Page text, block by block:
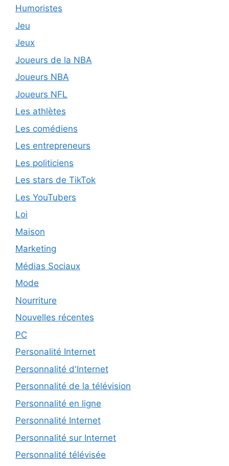
Humoristes
Jeu
Jeux
Joueurs de la NBA
Joueurs NBA
Joueurs NFL
Les athlètes
Les comédiens
Les entrepreneurs
Les politiciens
Les stars de TikTok
Les YouTubers
Loi
Maison
Marketing
Médias Sociaux
Mode
Nourriture
Nouvelles récentes
PC
Personalité Internet
Personnalité d'Internet
Personnalité de la télévision
Personnalité en ligne
Personnalité Internet
Personnalité sur Internet
Personnalité télévisée